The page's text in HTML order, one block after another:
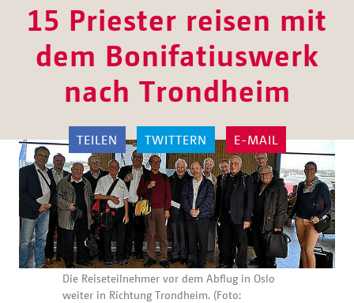
15 Priester reisen mit
dem Bonifatiuswerk
nach Trondheim
TEILEN TWITTERN E-MAIL
Die Reiseteilnehmer vor dem Abflug in Oslo
weiter in Richtung Trondheim. (Foto: